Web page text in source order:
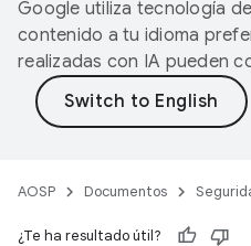
Google utiliza tecnología
contenido a tu idioma
realizadas con IA pueden
AOSP Documentos
¿Te ha resultado útil?